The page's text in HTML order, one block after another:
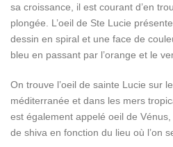
sa croissance, il est courant d’en
plongée. L’oeil de Ste Lucie
dessin en spiral et une face de
bleu en passant par l’orange et le
On trouve l’oeil de sainte Lucie sur
méditerranée et dans les mers
est également appelé oeil de
de shiva en fonction du lieu où l’on